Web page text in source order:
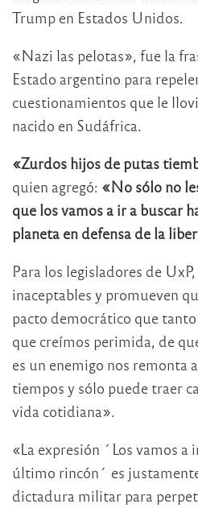
Trump en Estados Unidos.
«Nazi las pelotas», fue la
Estado argentino para
cuestionamientos que le
nacido en Sudáfrica.
«Zurdos hijos de putas
quien agregó: «No sólo no
que los vamos a ir a buscar
planeta en defensa de la
Para los legisladores de
inaceptables y promueven
pacto democrático que
que creímos perimida, de
es un enemigo nos remonta
tiempos y sólo puede traer
vida cotidiana».
«La expresión ´Los vamos a
último rincón´ es
dictadura militar para